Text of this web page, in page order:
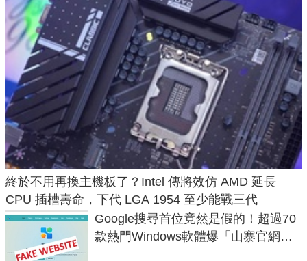
終於不用再換主機板了？Intel 傳將效仿 AMD 延長
CPU 插槽壽命，下代 LGA 1954 至少能戰三代
Google搜尋首位竟然是假的！超過70
款熱門Windows軟體爆「山寨官網」